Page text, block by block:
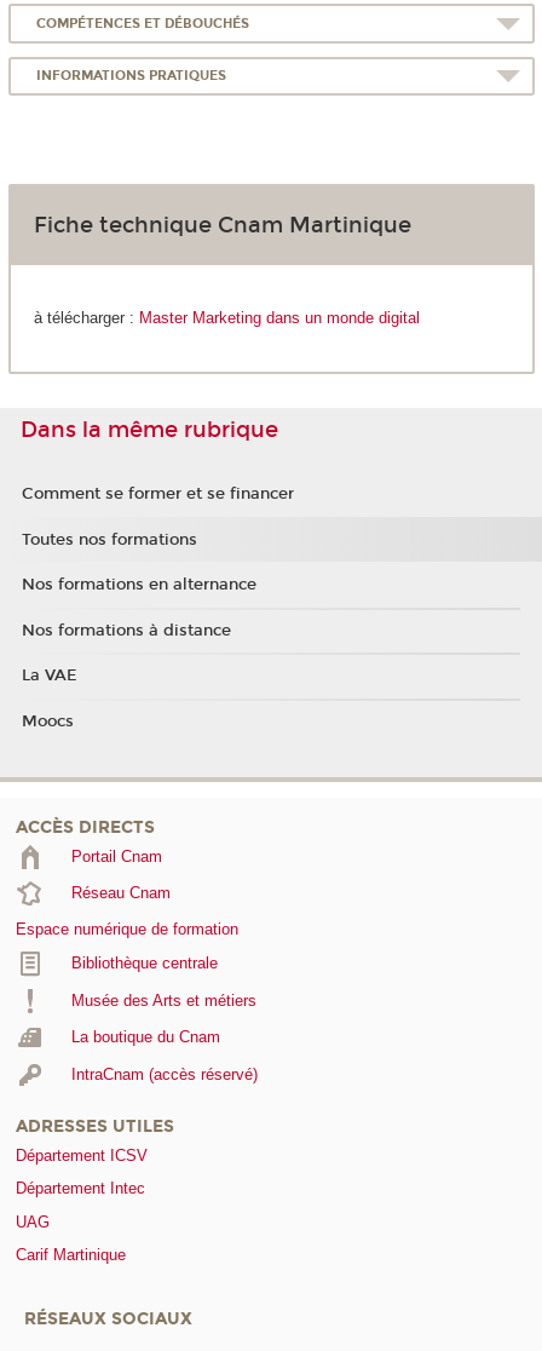
COMPÉTENCES ET DÉBOUCHÉS
INFORMATIONS PRATIQUES
Fiche technique Cnam Martinique
à télécharger : Master Marketing dans un monde digital
Dans la même rubrique
Comment se former et se financer
Toutes nos formations
Nos formations en alternance
Nos formations à distance
La VAE
Moocs
ACCÈS DIRECTS
Portail Cnam
Réseau Cnam
Espace numérique de formation
Bibliothèque centrale
Musée des Arts et métiers
La boutique du Cnam
IntraCnam (accès réservé)
ADRESSES UTILES
Département ICSV
Département Intec
UAG
Carif Martinique
RÉSEAUX SOCIAUX